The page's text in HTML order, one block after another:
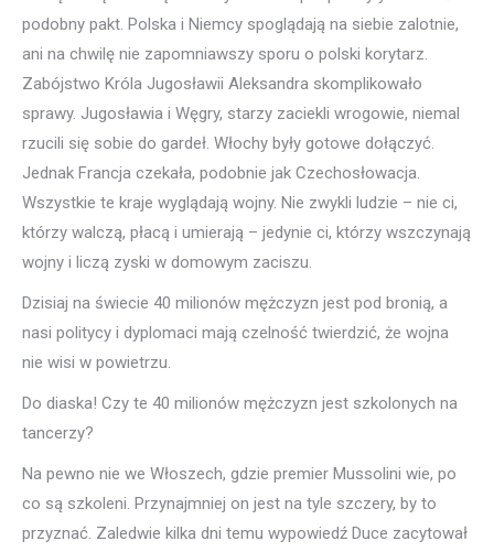
podobny pakt. Polska i Niemcy spoglądają na siebie zalotnie,
ani na chwilę nie zapomniawszy sporu o polski korytarz.
Zabójstwo Króla Jugosławii Aleksandra skomplikowało
sprawy. Jugosławia i Węgry, starzy zaciekli wrogowie, niemal
rzucili się sobie do gardeł. Włochy były gotowe dołączyć.
Jednak Francja czekała, podobnie jak Czechosłowacja.
Wszystkie te kraje wyglądają wojny. Nie zwykli ludzie – nie ci,
którzy walczą, płacą i umierają – jedynie ci, którzy wszczynają
wojny i liczą zyski w domowym zaciszu.
Dzisiaj na świecie 40 milionów mężczyzn jest pod bronią, a
nasi politycy i dyplomaci mają czelność twierdzić, że wojna
nie wisi w powietrzu.
Do diaska! Czy te 40 milionów mężczyzn jest szkolonych na
tancerzy?
Na pewno nie we Włoszech, gdzie premier Mussolini wie, po
co są szkoleni. Przynajmniej on jest na tyle szczery, by to
przyznać. Zaledwie kilka dni temu wypowiedź Duce zacytował